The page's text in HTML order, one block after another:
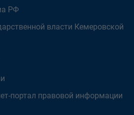
РФ
власти Кемеровской
портал правовой информации